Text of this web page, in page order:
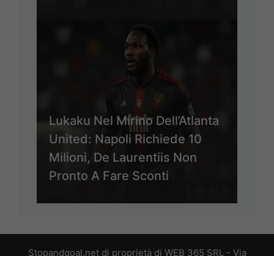
Lukaku Nel Mirino Dell’Atlanta
United: Napoli Richiede 10
Milioni, De Laurentiis Non
Pronto A Fare Sconti
Stopandgoal.net di proprietà di WEB 365 SRL - Via